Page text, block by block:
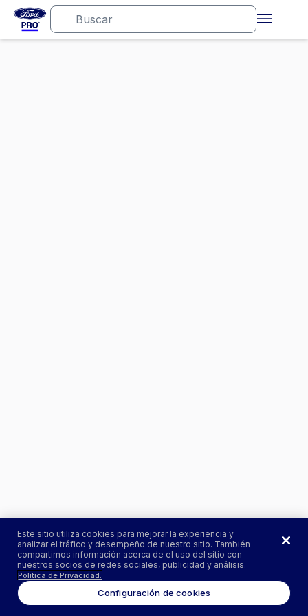
Este sitio utiliza cookies para mejorar la experiencia y
analizar el tráfico y desempeño de nuestro sitio. También
compartimos información acerca de el uso del sitio con
nuestros socios de redes sociales, publicidad y análisis.
Política de Privacidad.
Configuración de cookies